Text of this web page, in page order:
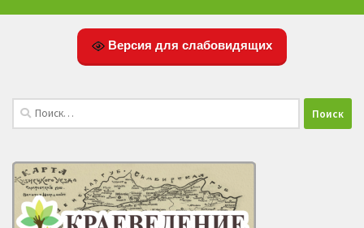
Версия для слабовидящих
Найти: